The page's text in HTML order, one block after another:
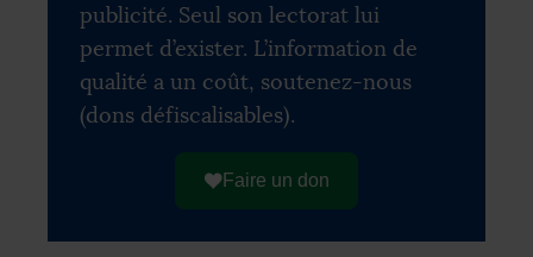
publicité. Seul son lectorat lui
permet d’exister. L’information de
qualité a un coût, soutenez-nous
(dons défiscalisables).
Faire un don